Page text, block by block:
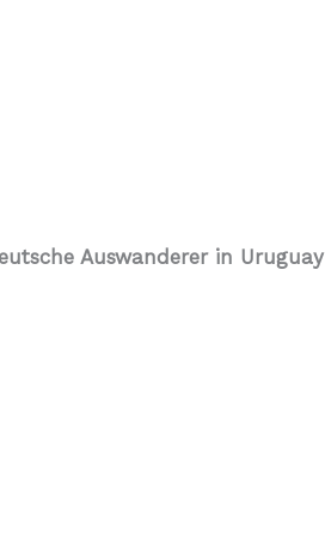
Auswanderer in Uruguay